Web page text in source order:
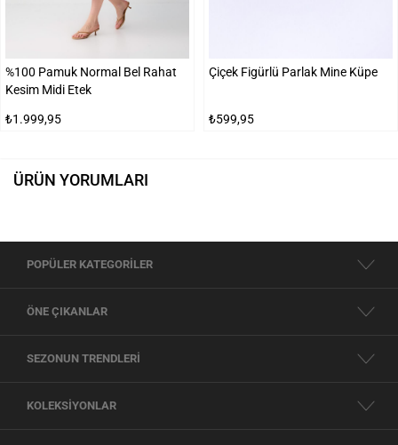
%100 Pamuk Normal Bel Rahat
Kesim Midi Etek
₺1.999,95
Çiçek Figürlü Parlak Mine Küpe
₺599,95
ÜRÜN YORUMLARI
POPÜLER KATEGORİLER
ÖNE ÇIKANLAR
SEZONUN TRENDLERİ
KOLEKSİYONLAR